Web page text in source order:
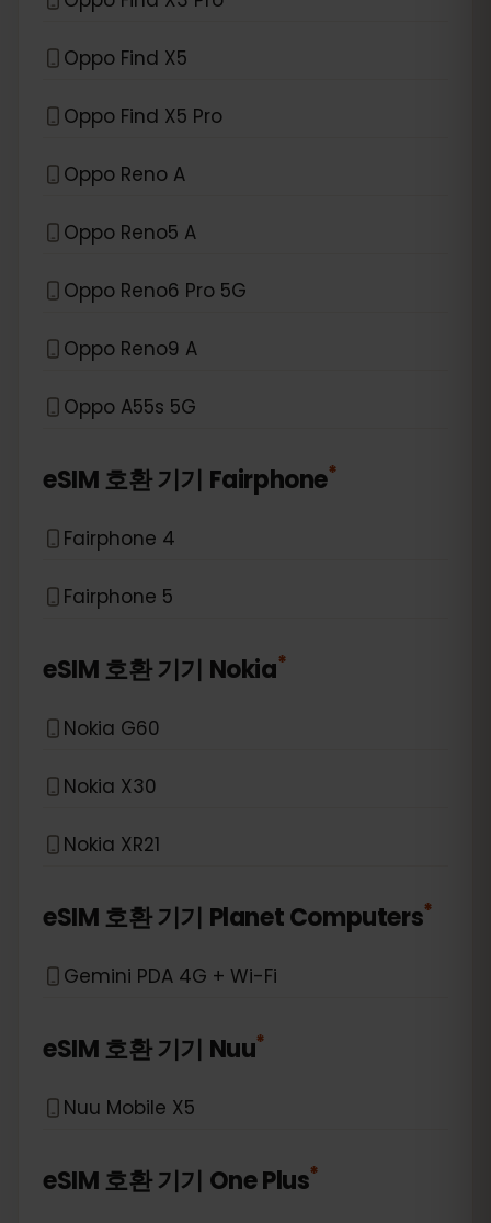
Oppo Find X5
Oppo Find X5 Pro
Oppo Reno A
Oppo Reno5 A
Oppo Reno6 Pro 5G
Oppo Reno9 A
Oppo A55s 5G
eSIM 호환 기기 Fairphone*
Fairphone 4
Fairphone 5
eSIM 호환 기기 Nokia*
Nokia G60
Nokia X30
Nokia XR21
eSIM 호환 기기 Planet Computers*
Gemini PDA 4G + Wi-Fi
eSIM 호환 기기 Nuu*
Nuu Mobile X5
eSIM 호환 기기 One Plus*